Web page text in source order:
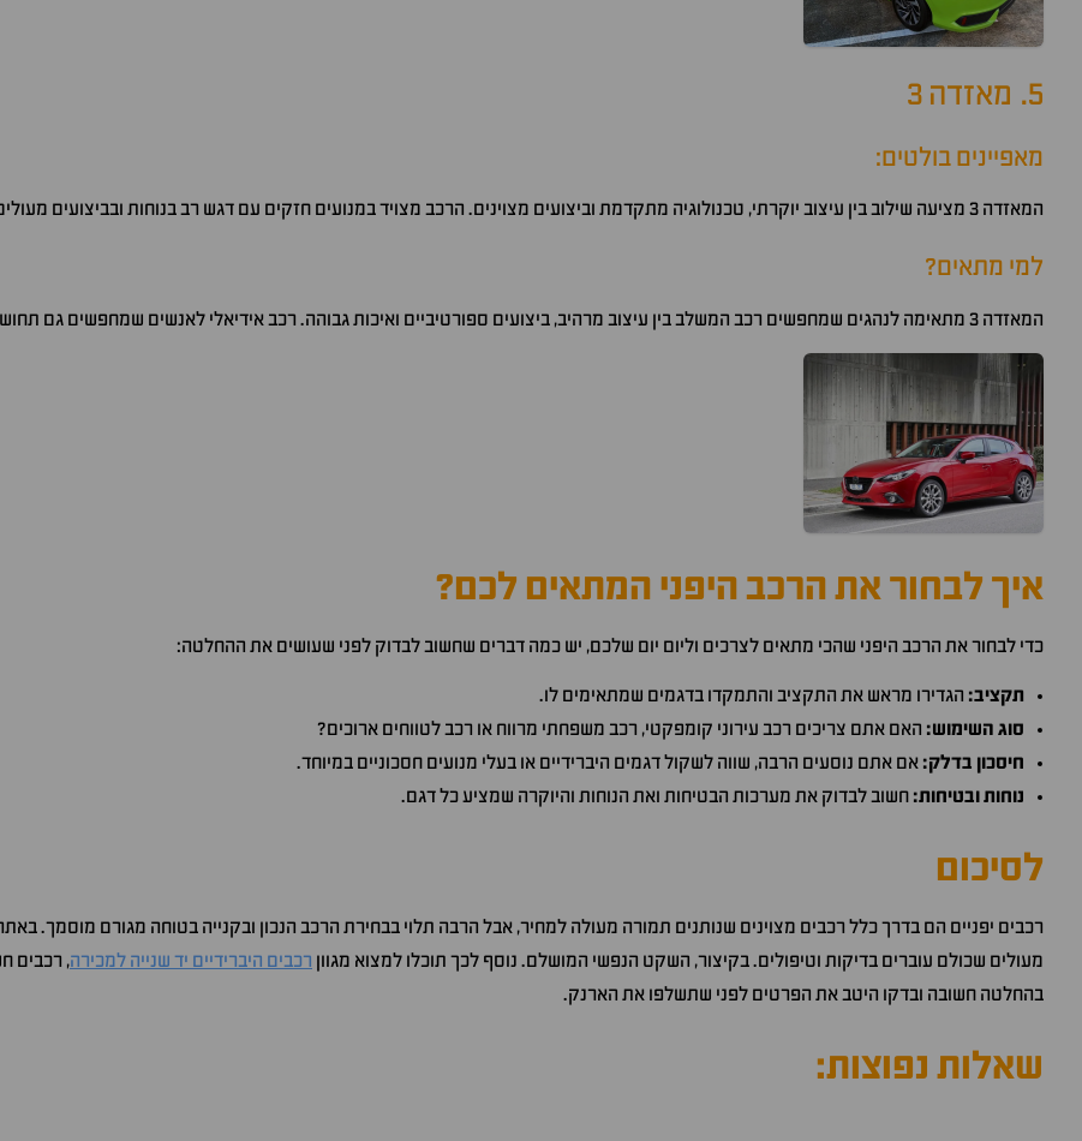
5. מאזדה 3
מאפיינים בולטים:
המאזדה 3 מציעה שילוב בין עיצוב יוקרתי, טכנולוגיה מתקדמת וביצועים מצוינים. הרכב מצויד במנועים חזקים עם דגש רב בנוחות ובביצועים מעולים.
למי מתאים?
המאזדה 3 מתאימה לנהגים שמחפשים רכב המשלב בין עיצוב מרהיב, ביצועים ספורטיביים ואיכות גבוהה. רכב אידיאלי לאנשים שמחפשים גם תחושת יוקרה וגם חוויית נהיגה טובה.
איך לבחור את הרכב היפני המתאים לכם?
כדי לבחור את הרכב היפני שהכי מתאים לצרכים וליום יום שלכם, יש כמה דברים שחשוב לבדוק לפני שעושים את ההחלטה:
תקציב: הגדירו מראש את התקציב והתמקדו בדגמים שמתאימים לו.
סוג השימוש: האם אתם צריכים רכב עירוני קומפקטי, רכב משפחתי מרווח או רכב לטווחים ארוכים?
חיסכון בדלק: אם אתם נוסעים הרבה, שווה לשקול דגמים היברידיים או בעלי מנועים חסכוניים במיוחד.
נוחות ובטיחות: חשוב לבדוק את מערכות הבטיחות ואת הנוחות והיוקרה שמציע כל דגם.
לסיכום
רכבים יפניים הם בדרך כלל רכבים מצוינים שנותנים תמורה מעולה למחיר, אבל הרבה תלוי בבחירת הרכב הנכון ובקנייה בטוחה מגורם מוסמך.
מעולים שכולם עוברים בדיקות וטיפולים. בקיצור, השקט הנפשי המושלם. נוסף לכך תוכלו למצוא מגוון רכבים היברידיים יד שנייה למכירה, רכבים
בהחלטה חשובה ובדקו היטב את הפרטים לפני שתשלפו את הארנק.
שאלות נפוצות: